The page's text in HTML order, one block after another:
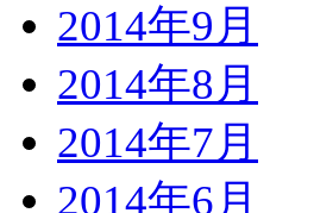
2014年9月
2014年8月
2014年7月
2014年6月